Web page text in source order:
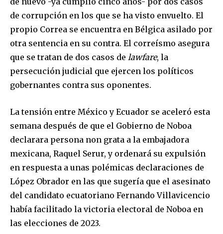
de corrupción en los que se ha visto envuelto. El
propio Correa se encuentra en Bélgica asilado por
otra sentencia en su contra. El correísmo asegura
que se tratan de dos casos de lawfare, la
persecución judicial que ejercen los políticos
gobernantes contra sus oponentes.
La tensión entre México y Ecuador se aceleró esta
semana después de que el Gobierno de Noboa
declarara persona non grata a la embajadora
mexicana, Raquel Serur, y ordenará su expulsión
en respuesta a unas polémicas declaraciones de
López Obrador en las que sugería que el asesinato
del candidato ecuatoriano Fernando Villavicencio
había facilitado la victoria electoral de Noboa en
las elecciones de 2023.